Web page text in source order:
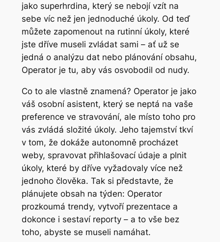
jako superhrdina, který se nebojí vzít na
sebe víc než jen jednoduché úkoly. Od teď
můžete zapomenout na rutinní úkoly, které
jste dříve museli zvládat sami – ať už se
jedná o analýzu dat nebo plánování obsahu,
Operator je tu, aby vás osvobodil od nudy.
Co to ale vlastně znamená? Operator je jako
váš osobní asistent, který se neptá na vaše
preference ve stravování, ale místo toho pro
vás zvládá složité úkoly. Jeho tajemství tkví
v tom, že dokáže autonomně procházet
weby, spravovat přihlašovací údaje a plnit
úkoly, které by dříve vyžadovaly více než
jednoho člověka. Tak si představte, že
plánujete obsah na týden: Operator
prozkoumá trendy, vytvoří prezentace a
dokonce i sestaví reporty – a to vše bez
toho, abyste se museli namáhat.